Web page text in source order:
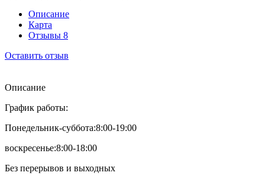
Описание
Карта
Отзывы 8
Оставить отзыв
Описание
График работы:
Понедельник-суббота:8:00-19:00
воскресенье:8:00-18:00
Без перерывов и выходных